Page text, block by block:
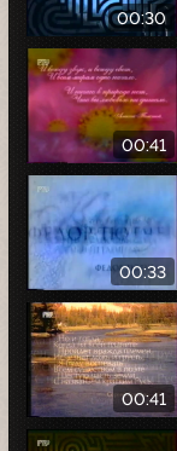
00:30
00:41
00:33
00:41